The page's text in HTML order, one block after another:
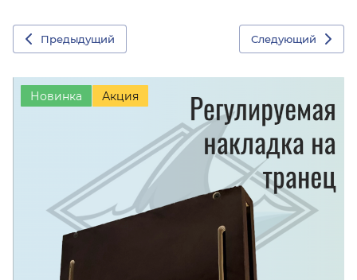
Предыдущий Следующий
Новинка Акция